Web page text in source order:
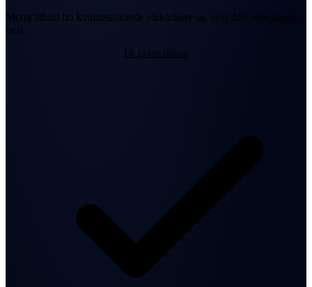
Motta tilbud fra kvalitetssikrede elektrikere og velg den som passer
best.
Få gratis tilbud